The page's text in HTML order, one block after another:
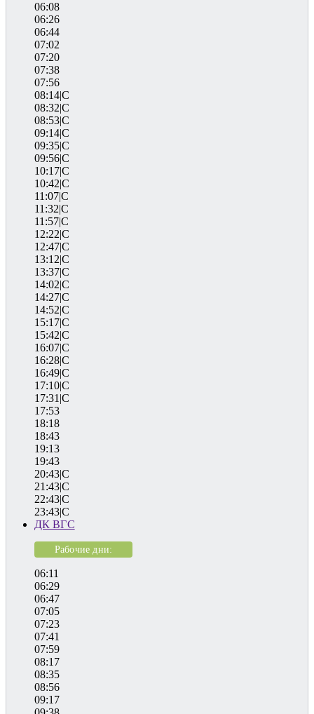
06:08
06:26
06:44
07:02
07:20
07:38
07:56
08:14|C
08:32|C
08:53|C
09:14|C
09:35|C
09:56|C
10:17|C
10:42|C
11:07|C
11:32|C
11:57|C
12:22|C
12:47|C
13:12|C
13:37|C
14:02|C
14:27|C
14:52|C
15:17|C
15:42|C
16:07|C
16:28|C
16:49|C
17:10|C
17:31|C
17:53
18:18
18:43
19:13
19:43
20:43|C
21:43|C
22:43|C
23:43|C
ДК ВГС
Рабочие дни:
06:11
06:29
06:47
07:05
07:23
07:41
07:59
08:17
08:35
08:56
09:17